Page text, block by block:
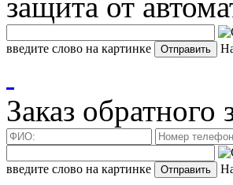
введите слово на картинке
Заказ обратного
введите слово на картинке